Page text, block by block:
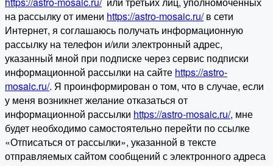
на рассылку от имени https://astro-mosaic.ru/в сети
Интернет, я соглашаюсь получать информационную
рассылку на телефон и/или электронный адрес,
указанный мной при подписке через сервис подписки
информационной рассылки на сайте https://astro-
mosaic.ru/. Я проинформирован о том, что в случае, если
у меня возникнет желание отказаться от
информационной рассылки https://astro-mosaic.ru/, мне
будет необходимо самостоятельно перейти по ссылке
«Отписаться от рассылки», указанной в тексте
отправляемых сайтом сообщений с электронного адреса